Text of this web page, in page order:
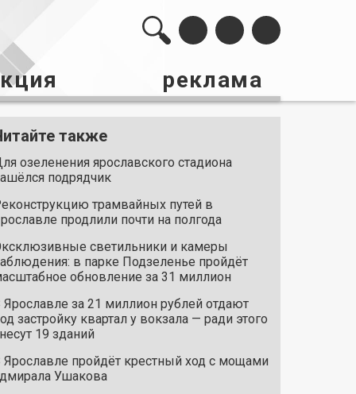
реклама
также
озеленения ярославского стадиона
подрядчик
трамвайных путей в
продлили почти на полгода
светильники и камеры
в парке Подзеленье пройдёт
обновление за 31 миллион
Ярославле за 21 миллион рублей отдают
застройку квартал у вокзала — ради этого
19 зданий
Ярославле пройдёт крестный ход с мощами
Ушакова